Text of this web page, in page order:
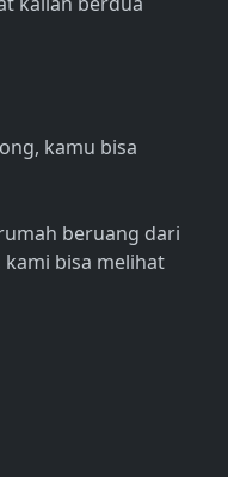
kamu bisa
beruang dari
kami bisa melihat